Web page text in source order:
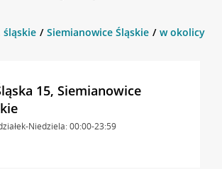
śląskie Siemianowice Śląskie w okolicy Pl.
15, Siemianowice
Niedziela: 00:00-23:59